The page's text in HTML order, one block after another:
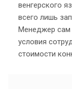
венгерского
всего лишь
Менеджер сам
условия
стоимости